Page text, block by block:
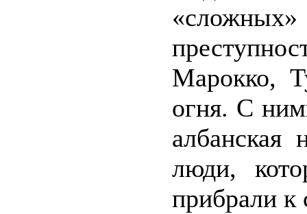
«сложных»
Марокко,
огня. С
албанская
люди,
прибрали